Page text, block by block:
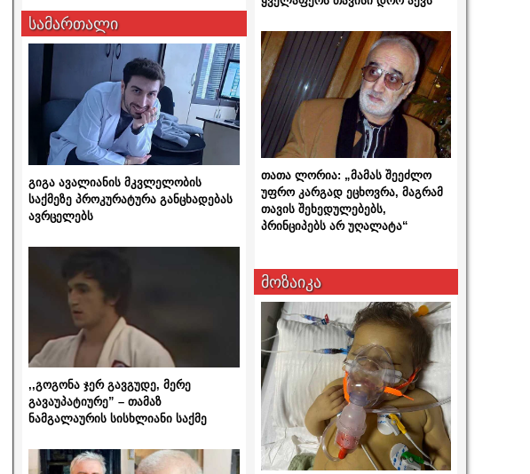
სამართალი
გიგა ავალიანის მკვლელობის
საქმეზე პროკურატურა განცხადებას
ავრცელებს
,,გოგონა ჯერ გავგუდე, მერე
გავაუპატიურე” – თამაზ
ნამგალაურის სისხლიანი საქმე
თათა ლორია: „მამას შეეძლო
უფრო კარგად ეცხოვრა, მაგრამ
თავის შეხედულებებს,
პრინციპებს არ უღალატა“
მოზაიკა